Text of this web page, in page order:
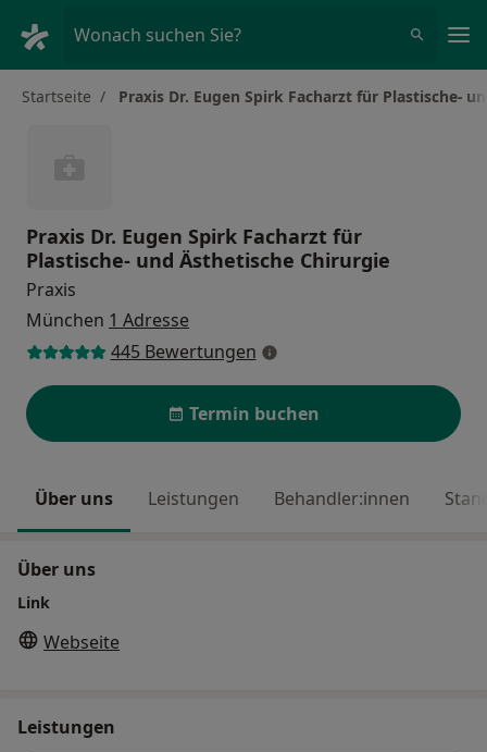
Wonach suchen Sie?
Startseite Praxis Dr. Eugen Spirk Facharzt für Plastische-
Praxis Dr. Eugen Spirk Facharzt für
Plastische- und Ästhetische Chirurgie
Praxis
München 1 Adresse
445 Bewertungen
Termin buchen
Über uns Leistungen Behandler:innen
Über uns
Link
Webseite
Leistungen